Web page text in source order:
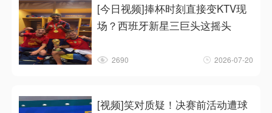
[今日视频]捧杯时刻直接变KTV现
场？西班牙新星三巨头这摇头
2690 2026-07-20
[视频]笑对质疑！决赛前活动遭球